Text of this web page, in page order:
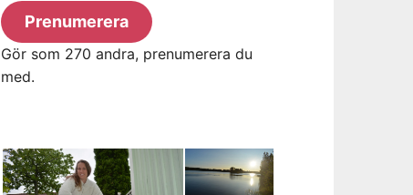
Prenumerera
Gör som 270 andra, prenumerera du
med.